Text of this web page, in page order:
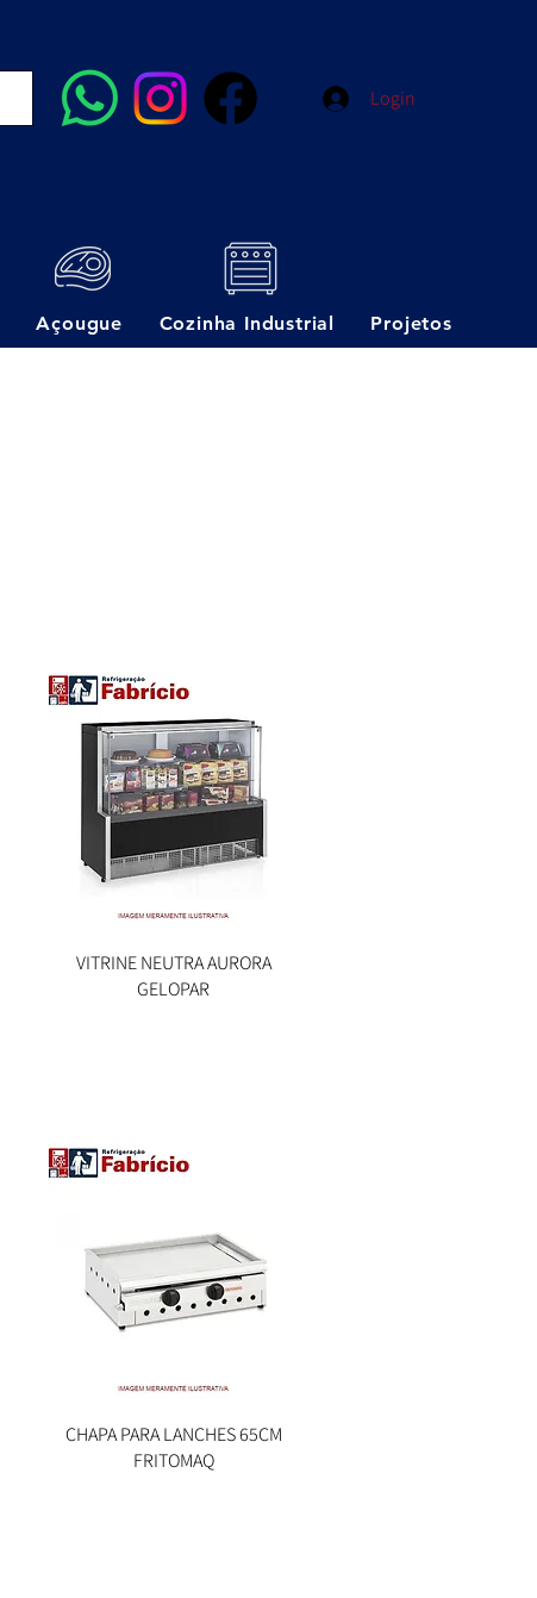
Login
Visualização rápida
VITRINE NEUTRA AURORA
GELOPAR
Visualização rápida
CHAPA PARA LANCHES 65CM
FRITOMAQ
Açougue Cozinha Industrial Projetos